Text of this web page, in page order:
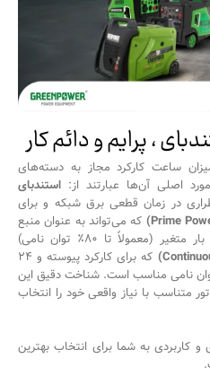
، پرایم و دائم کار
ساعت کارکرد مجاز به دسته‌های
اصلی آن‌ها عبارتند از: استندبای
در زمان قطعی برق شبکه و برای
که می‌تواند به عنوان منبع
اصلی برق برای ساعات نامحدود با بار متغیر (معمولاً تا ۸۰٪ توان نامی)
که برای کارکرد پیوسته و ۲۴
بار ثابت و نزدیک به ۱۰۰٪ توان نامی مناسب است. شناخت دقیق این
متناسب با نیاز واقعی خود را انتخاب
کاربردی به شما برای انتخاب بهترین